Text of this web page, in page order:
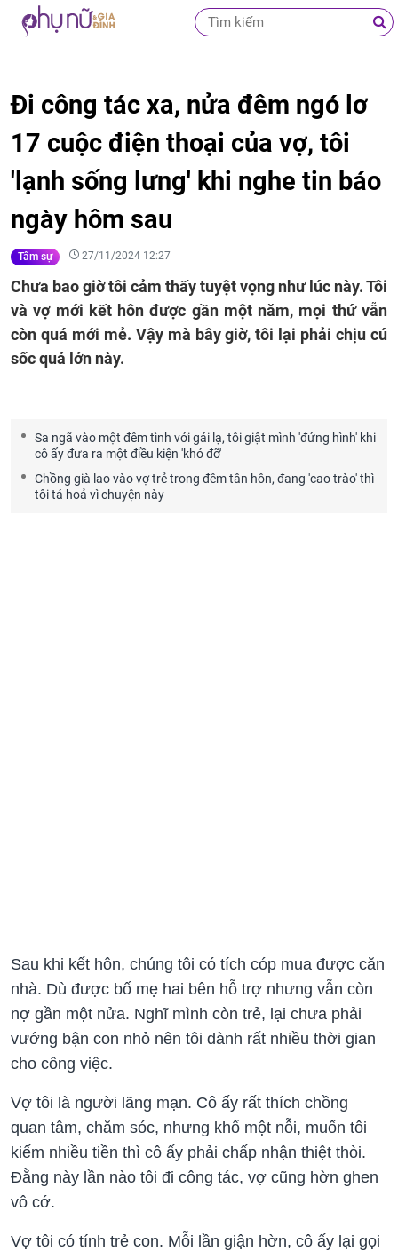
Đi công tác xa, nửa đêm ngó lơ
17 cuộc điện thoại của vợ, tôi
'lạnh sống lưng' khi nghe tin báo
ngày hôm sau
Tâm sự 27/11/2024 12:27
Chưa bao giờ tôi cảm thấy tuyệt vọng như lúc này. Tôi
và vợ mới kết hôn được gần một năm, mọi thứ vẫn
còn quá mới mẻ. Vậy mà bây giờ, tôi lại phải chịu cú
sốc quá lớn này.
Sa ngã vào một đêm tình với gái lạ, tôi giật mình 'đứng hình' khi
cô ấy đưa ra một điều kiện 'khó đỡ'
Chồng già lao vào vợ trẻ trong đêm tân hôn, đang 'cao trào' thì
tôi tá hoả vì chuyện này
Sau khi kết hôn, chúng tôi có tích cóp mua được căn
nhà. Dù được bố mẹ hai bên hỗ trợ nhưng vẫn còn
nợ gần một nửa. Nghĩ mình còn trẻ, lại chưa phải
vướng bận con nhỏ nên tôi dành rất nhiều thời gian
cho công việc.
Vợ tôi là người lãng mạn. Cô ấy rất thích chồng
quan tâm, chăm sóc, nhưng khổ một nỗi, muốn tôi
kiếm nhiều tiền thì cô ấy phải chấp nhận thiệt thòi.
Đằng này lần nào tôi đi công tác, vợ cũng hờn ghen
vô cớ.
Vợ tôi có tính trẻ con. Mỗi lần giận hờn, cô ấy lại gọi